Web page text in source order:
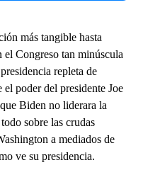
más tangible hasta
el Congreso tan minúscula
repleta de
poder del presidente Joe
Biden no liderara la
sobre las crudas
a mediados de
ve su presidencia.